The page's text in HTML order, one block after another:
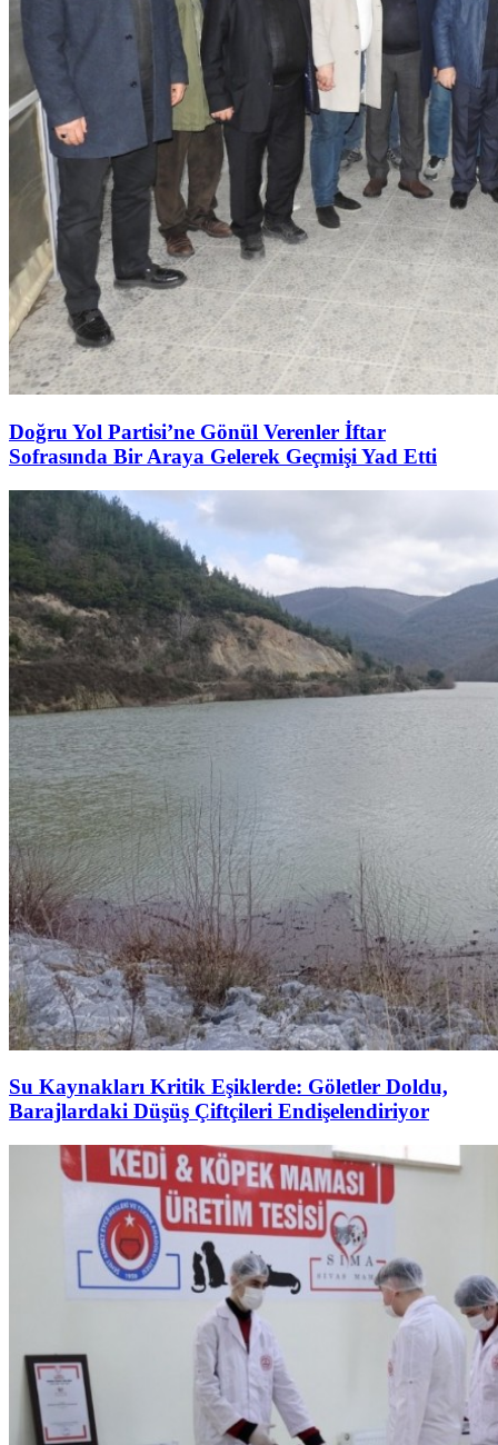
Doğru Yol Partisi’ne Gönül Verenler İftar
Sofrasında Bir Araya Gelerek Geçmişi Yad Etti
Su Kaynakları Kritik Eşiklerde: Göletler Doldu,
Barajlardaki Düşüş Çiftçileri Endişelendiriyor